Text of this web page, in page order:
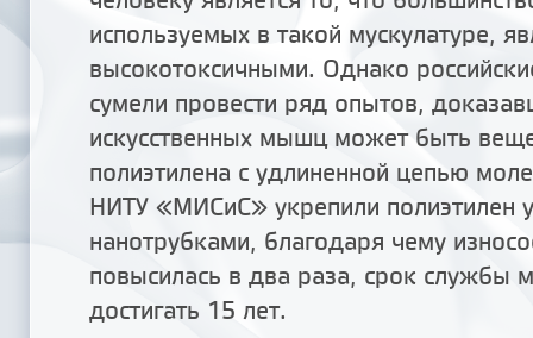
используемых в такой мускулатуре,
высокотоксичными. Однако
сумели провести ряд опытов,
искусственных мышц может быть
полиэтилена с удлиненной цепью
НИТУ «МИСиС» укрепили полиэтилен
нанотрубками, благодаря чему
повысилась в два раза, срок службы
достигать 15 лет.